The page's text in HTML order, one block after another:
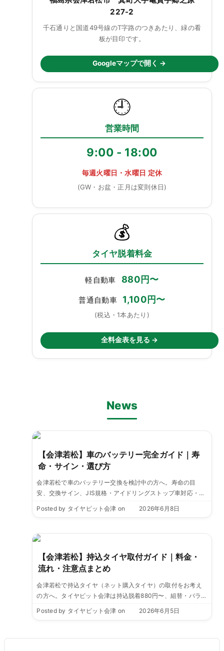
227-2
千石通りと国道49号線のT字路のつきあたり、緑の看
板が目印です。
Googleマップで開く →
🕘
営業時間
9:00 - 18:00
毎週火曜日・水曜日 定休
(GW・お盆・正月は変則休日)
💰
タイヤ脱着料金
軽自動車 880円〜
普通自動車 1,100円〜
(税込・1本あたり)
全料金表を見る →
News
【会津若松】車のバッテリー完全ガイド｜寿
命・サイン・選び方
会津若松で車のバッテリー交換を検討中の方へ。寿命の目
安、交換サイン、JIS規格・アイドリングストップ車対応・寒
タイヤピット会津がご案内します。
Posted by タイヤピット会津 on 2026年6月8日
【会津若松】持込タイヤ取付ガイド｜料金・
流れ・注意点まとめ
会津若松で持込タイヤ（ネット購入タイヤ）の取付をお考え
の方へ。タイヤピット会津は持込脱着880円〜、組替・バラン
ス・脱着セット3,080円〜。ブリヂストン正規店でも持込歓
迎。製造年チェックなど事前ポイントも解説します。
Posted by タイヤピット会津 on 2026年6月5日